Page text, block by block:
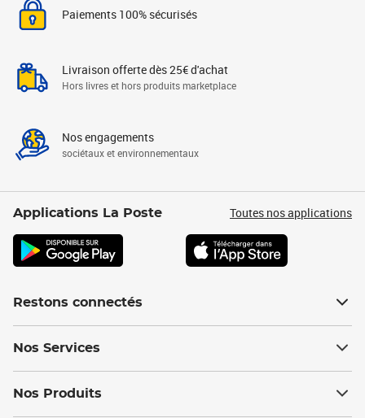
Paiements 100% sécurisés
Livraison offerte dès 25€ d'achat
Hors livres et hors produits marketplace
Nos engagements
sociétaux et environnementaux
Applications La Poste Toutes nos applications
Restons connectés
Nos Services
Nos Produits